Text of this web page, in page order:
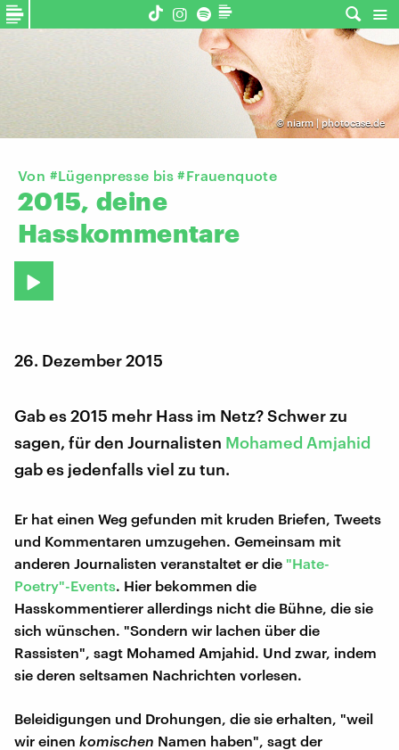
©niarm | photocase.de
Von #Lügenpresse bis #Frauenquote
2015, deine
Hasskommentare
26. Dezember 2015
Gab es 2015 mehr Hass im Netz? Schwer zu
sagen, für den Journalisten Mohamed Amjahid
gab es jedenfalls viel zu tun.
Er hat einen Weg gefunden mit kruden Briefen, Tweets
und Kommentaren umzugehen. Gemeinsam mit
anderen Journalisten veranstaltet er die "Hate-
Poetry"-Events. Hier bekommen die
Hasskommentierer allerdings nicht die Bühne, die sie
sich wünschen. "Sondern wir lachen über die
Rassisten", sagt Mohamed Amjahid. Und zwar, indem
sie deren seltsamen Nachrichten vorlesen.
Beleidigungen und Drohungen, die sie erhalten, "weil
wir einen komischen Namen haben", sagt der